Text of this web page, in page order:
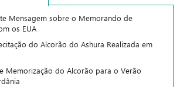
Mensagem sobre o Memorando de
os EUA
do Alcorão do Ashura Realizada em
Memorização do Alcorão para o Verão